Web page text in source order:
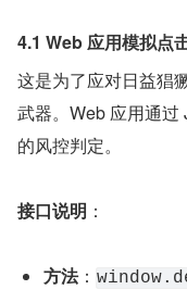
4.1 Web 应用模拟点
这是为了应对日益猖
武器。Web 应用通过
的风控判定。
接口说明 ：
方法：